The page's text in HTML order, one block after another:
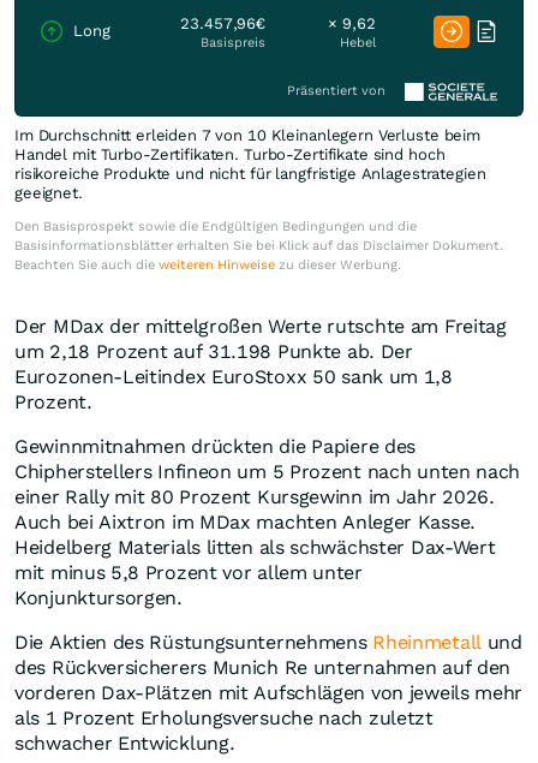
Long 23.457,96€
Basispreis
× 9,62
Hebel
Präsentiert von
Im Durchschnitt erleiden 7 von 10 Kleinanlegern Verluste beim
Handel mit Turbo-Zertifikaten. Turbo-Zertifikate sind hoch
risikoreiche Produkte und nicht für langfristige Anlagestrategien
geeignet.
Den Basisprospekt sowie die Endgültigen Bedingungen und die
Basisinformationsblätter erhalten Sie bei Klick auf das Disclaimer Dokument.
Beachten Sie auch die weiteren Hinweise zu dieser Werbung.
Der MDax der mittelgroßen Werte rutschte am Freitag
um 2,18 Prozent auf 31.198 Punkte ab. Der
Eurozonen-Leitindex EuroStoxx 50 sank um 1,8
Prozent.
Gewinnmitnahmen drückten die Papiere des
Chipherstellers Infineon um 5 Prozent nach unten nach
einer Rally mit 80 Prozent Kursgewinn im Jahr 2026.
Auch bei Aixtron im MDax machten Anleger Kasse.
Heidelberg Materials litten als schwächster Dax-Wert
mit minus 5,8 Prozent vor allem unter
Konjunktursorgen.
Die Aktien des Rüstungsunternehmens Rheinmetallund
des Rückversicherers Munich Re unternahmen auf den
vorderen Dax-Plätzen mit Aufschlägen von jeweils mehr
als 1 Prozent Erholungsversuche nach zuletzt
schwacher Entwicklung.